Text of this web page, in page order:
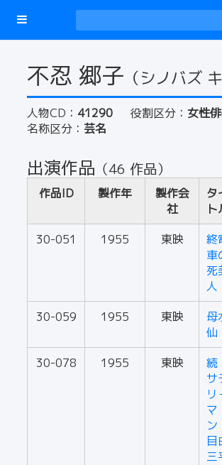
不忍 郷子 （シノバズ
人物CD： 41290 役割区分： 女性
名称区分： 芸名
出演作品 （46 作品）
作品ID 製作年
製作会
社
タ
ト
30-051 1955 東映
終
車
死
人
30-059 1955 東映
母
仙
30-078
1955 東映
続
サ
リ
マ
ン
目
三